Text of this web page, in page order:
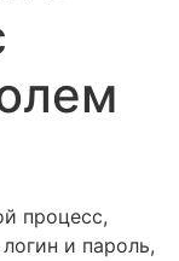
процесс,
и пароль,